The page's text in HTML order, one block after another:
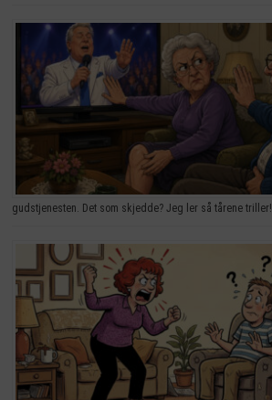
gudstjenesten. Det som skjedde? Jeg ler så tårene triller!